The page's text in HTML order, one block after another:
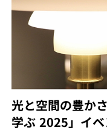
光と空間の豊か
学ぶ 2025」イ